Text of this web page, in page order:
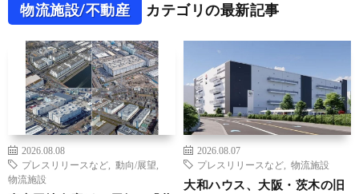
物流施設/不動産 カテゴリの最新記事
2026.08.08
プレスリリースなど
動向/展望
物流施設
2026.08.07
プレスリリースなど
物流施設
大和ハウス、大阪・茨木の旧